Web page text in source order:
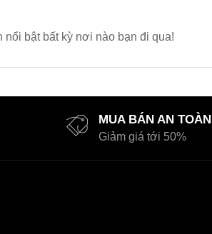
nổi bật bất kỳ nơi nào bạn đi qua!
MUA BÁN AN TOÀN
Giảm giá tới 50%